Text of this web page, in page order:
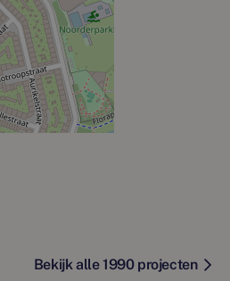
Bekijk alle 1990 projecten